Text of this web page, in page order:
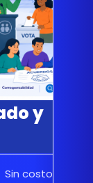
y
Sin costo